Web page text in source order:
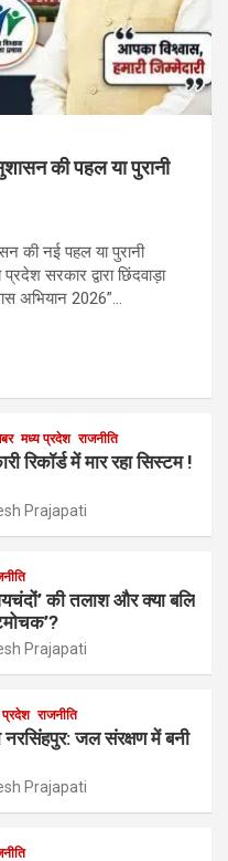
की पहल या पुरानी
की नई पहल या पुरानी
सरकार द्वारा छिंदवाड़ा
अभियान 2026”…
मध्य प्रदेश राजनीति
रिकॉर्ड में मार रहा सिस्टम !
Prajapati
की तलाश और क्या बलि
Prajapati
प्रदेश राजनीति
नरसिंहपुर: जल संरक्षण में बनी
Prajapati